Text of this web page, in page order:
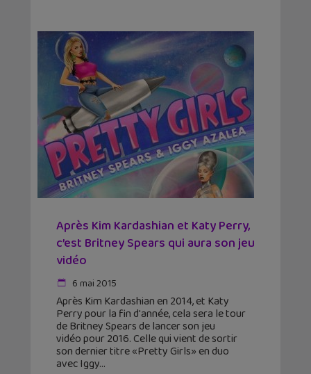
Après Kim Kardashian et Katy Perry,
c’est Britney Spears qui aura son jeu
vidéo
6 mai 2015
Après Kim Kardashian en 2014, et Katy
Perry pour la fin d'année, cela sera le tour
de Britney Spears de lancer son jeu
vidéo pour 2016. Celle qui vient de sortir
son dernier titre «Pretty Girls» en duo
avec Iggy